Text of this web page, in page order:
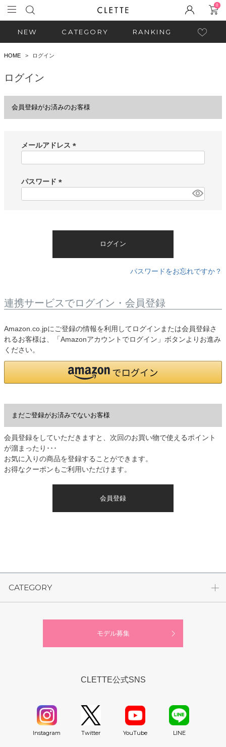
0
NEW CATEGORY RANKING
HOME ログイン
ログイン
会員登録がお済みのお客様
メールアドレス
)
パスワード
ログイン
パスワードをお忘れですか？
連携サービスでログイン・会員登録
Amazon.co.jpにご登録の情報を利用してログインまたは会員登録さ
れるお客様は、「Amazonアカウントでログイン」ボタンよりお進み
ください。
まだご登録がお済みでないお客様
会員登録をしていただきますと、次回のお買い物で使えるポイント
が溜まったり･･･
お気に入りの商品を登録することができます。
お得なクーポンもご利用いただけます。
会員登録
CATEGORY
モデル募集
CLETTE公式SNS
Instagram Twitter YouTube LINE